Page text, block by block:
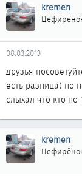
kremen
08.03.2013
друзья
есть разница) по
слыхал что кто по
kremen